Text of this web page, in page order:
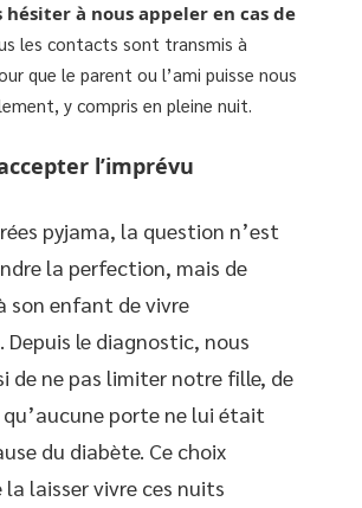
hésiter à nous appeler en cas de
les contacts sont transmis à
que le parent ou l’ami puisse nous
y compris en pleine nuit.
l’imprévu
pyjama, la question n’est
la perfection, mais de
son enfant de vivre
Depuis le diagnostic, nous
de ne pas limiter notre fille, de
porte ne lui était
du diabète. Ce choix
la laisser vivre ces nuits